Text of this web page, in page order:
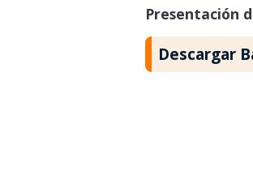
Presentación
Descargar